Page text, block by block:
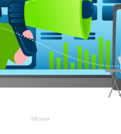
SB post